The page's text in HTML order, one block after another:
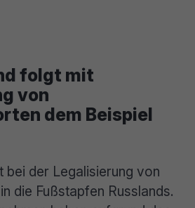
folgt mit
von
dem Beispiel
bei der Legalisierung von
die Fußstapfen Russlands.